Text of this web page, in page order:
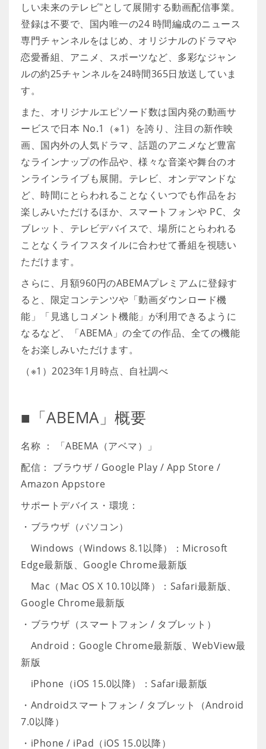
しい未来のテレビ"として展開する動画配信事業。
登録は不要で、国内唯一の24 時間編成のニュース
専門チャンネルをはじめ、オリジナルのドラマや
恋愛番組、アニメ、スポーツなど、多彩なジャン
ルの約25チャンネルを24時間365日放送していま
す。
また、オリジナルエピソード数は国内発の動画サ
ービスで日本 No.1（※1）を誇り、注目の新作映
画、国内外の人気ドラマ、話題のアニメなど豊富
なラインナップの作品や、様々な音楽や舞台のオ
ンラインライブも展開。テレビ、オンデマンドな
ど、時間にとらわれることなくいつでも作品をお
楽しみいただけるほか、スマートフォンや PC、タ
ブレット、テレビデバイスで、場所にとらわれる
ことなくライフスタイルに合わせて番組を視聴い
ただけます。
さらに、月額960円のABEMAプレミアムに登録す
ると、限定コンテンツや「動画ダウンロード機
能」「見逃しコメント機能」が利用できるように
なるなど、「ABEMA」の全ての作品、全ての機能
をお楽しみいただけます。
（※1）2023年1月時点、自社調べ
■「ABEMA」概要
名称 ： 「ABEMA（アベマ）」
配信： ブラウザ / Google Play / App Store /
Amazon Appstore
サポートデバイス・環境：
・ブラウザ（パソコン）
Windows（Windows 8.1以降）：Microsoft
Edge最新版、Google Chrome最新版
Mac（Mac OS X 10.10以降）：Safari最新版、
Google Chrome最新版
・ブラウザ（スマートフォン / タブレット）
Android：Google Chrome最新版、WebView最
新版
iPhone（iOS 15.0以降）：Safari最新版
・Androidスマートフォン / タブレット（Android
7.0以降）
・iPhone / iPad（iOS 15.0以降）